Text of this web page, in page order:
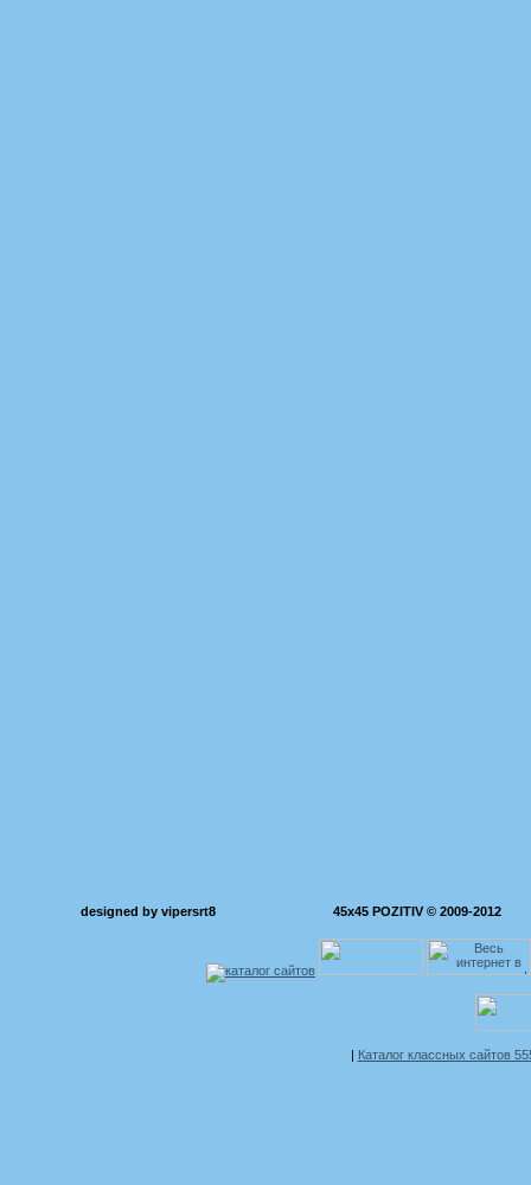
designed by vipersrt8 45x45 POZITIV © 2009-2012
Каталог классных сайтов